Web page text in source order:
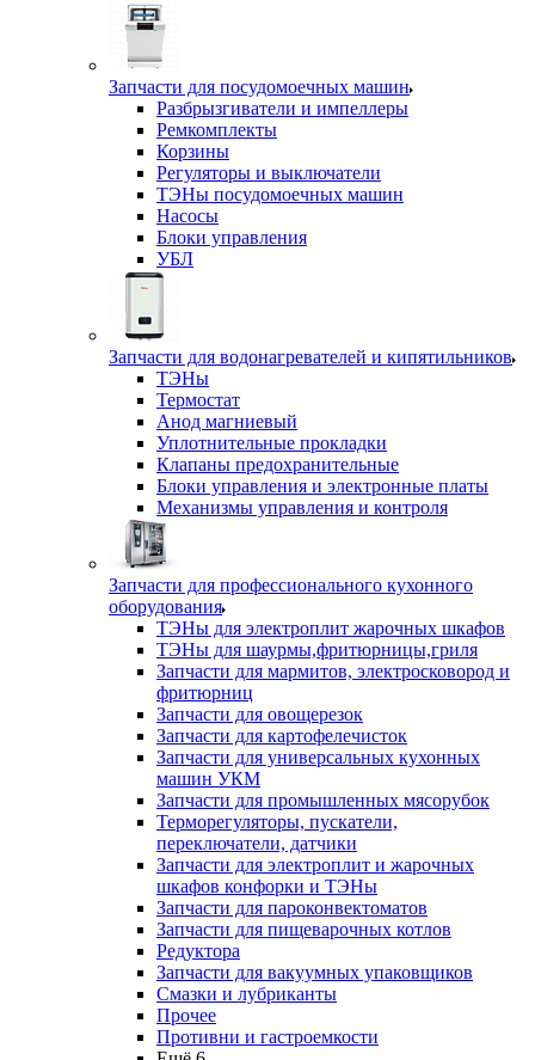
Запчасти для посудомоечных машин
Разбрызгиватели и импеллеры
Ремкомплекты
Корзины
Регуляторы и выключатели
ТЭНы посудомоечных машин
Насосы
Блоки управления
УБЛ
Запчасти для водонагревателей и кипятильников
ТЭНы
Термостат
Анод магниевый
Уплотнительные прокладки
Клапаны предохранительные
Блоки управления и электронные платы
Механизмы управления и контроля
Запчасти для профессионального кухонного
оборудования
ТЭНы для электроплит жарочных шкафов
ТЭНы для шаурмы,фритюрницы,гриля
Запчасти для мармитов, электросковород и
фритюрниц
Запчасти для овощерезок
Запчасти для картофелечисток
Запчасти для универсальных кухонных
машин УКМ
Запчасти для промышленных мясорубок
Терморегуляторы, пускатели,
переключатели, датчики
Запчасти для электроплит и жарочных
шкафов конфорки и ТЭНы
Запчасти для пароконвектоматов
Запчасти для пищеварочных котлов
Редуктора
Запчасти для вакуумных упаковщиков
Смазки и лубриканты
Прочее
Противни и гастроемкости